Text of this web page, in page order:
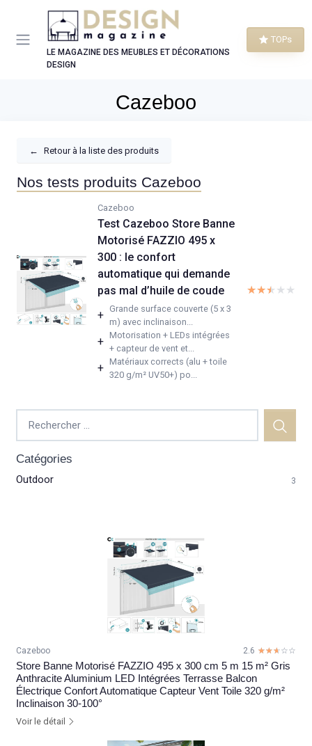
LE MAGAZINE DES MEUBLES ET DÉCORATIONS
DESIGN
TOPs
Cazeboo
← Retour à la liste des produits
Nos tests produits Cazeboo
Cazeboo
Test Cazeboo Store Banne
Motorisé FAZZIO 495 x
300 : le confort
automatique qui demande
pas mal d’huile de coude
+ Grande surface couverte (5 x 3
m) avec inclinaison...
+ Motorisation + LEDs intégrées
+ capteur de vent et...
+ Matériaux corrects (alu + toile
320 g/m² UV50+) po...
★★★★★
★★★★★
Catégories
Outdoor 3
Cazeboo 2.6 ☆☆☆☆☆
★★★★★
Store Banne Motorisé FAZZIO 495 x 300 cm 5 m 15 m² Gris
Anthracite Aluminium LED Intégrées Terrasse Balcon
Électrique Confort Automatique Capteur Vent Toile 320 g/m²
Inclinaison 30-100°
Voir le détail
Panneau de gestion des cookies